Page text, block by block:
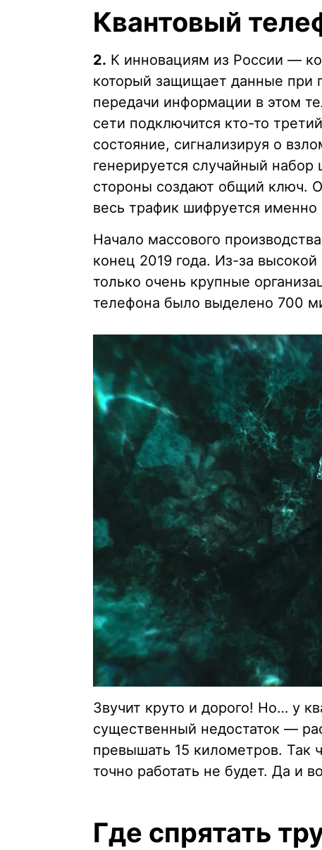
Квантовый
2. К инновациям из России —
который защищает данные при
передачи информации в этом
сети подключится кто-то
состояние, сигнализируя о
генерируется случайный
стороны создают общий ключ.
весь трафик шифруется
Начало массового
конец 2019 года. Из-за
только очень крупные
телефона было выделено 700
Звучит круто и дорого! Но… у
существенный недостаток —
превышать 15 километров. Так
точно работать не будет. Да и
Где спрятать